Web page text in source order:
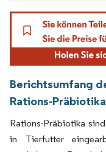
Berichtsumfang
Rations-Präbiotika
Rations-Präbiotika
in Tierfutter